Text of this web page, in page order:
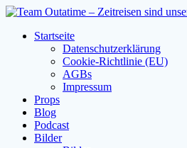
Zum
springenStartseite
Datenschutzerklärung
Cookie-Richtlinie (EU)
AGBs
Impressum
Props
Blog
Podcast
Bilder